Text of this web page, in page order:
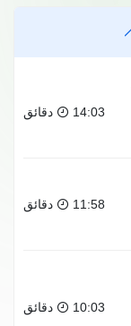
14:03 دقائق
11:58 دقائق
10:03 دقائق